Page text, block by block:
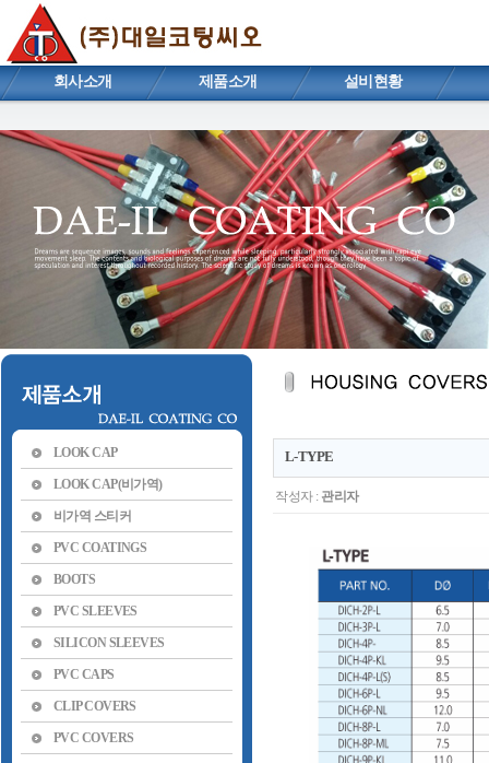
회사소개 제품소개 설비현황
LOOK CAP
LOOK CAP(비가역)
비가역 스티커
PVC COATINGS
BOOTS
PVC SLEEVES
SILICON SLEEVES
PVC CAPS
CLIP COVERS
PVC COVERS
L-TYPE
작성자 : 관리자